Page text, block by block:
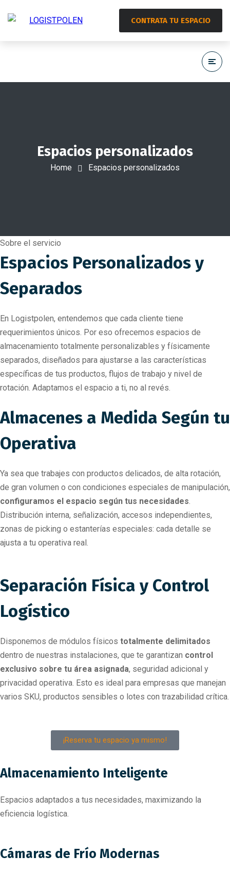
CONTRATA TU ESPACIO
Espacios personalizados
Home Espacios personalizados
Sobre el servicio
Espacios Personalizados y
Separados
En Logistpolen, entendemos que cada cliente tiene
requerimientos únicos. Por eso ofrecemos espacios de
almacenamiento totalmente personalizables y físicamente
separados, diseñados para ajustarse a las características
específicas de tus productos, flujos de trabajo y nivel de
rotación. Adaptamos el espacio a ti, no al revés.
Almacenes a Medida Según tu
Operativa
Ya sea que trabajes con productos delicados, de alta rotación,
de gran volumen o con condiciones especiales de manipulación,
configuramos el espacio según tus necesidades.
Distribución interna, señalización, accesos independientes,
zonas de picking o estanterías especiales: cada detalle se
ajusta a tu operativa real.
Separación Física y Control
Logístico
Disponemos de módulos físicos totalmente delimitados
dentro de nuestras instalaciones, que te garantizan control
exclusivo sobre tu área asignada, seguridad adicional y
privacidad operativa. Esto es ideal para empresas que manejan
varios SKU, productos sensibles o lotes con trazabilidad crítica.
¡Reserva tu espacio ya mismo!
Almacenamiento Inteligente
Espacios adaptados a tus necesidades, maximizando la
eficiencia logística.
Cámaras de Frío Modernas